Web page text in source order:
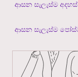
ආසන සැලැස්ම අදහස්
ආසන සැලැස්ම